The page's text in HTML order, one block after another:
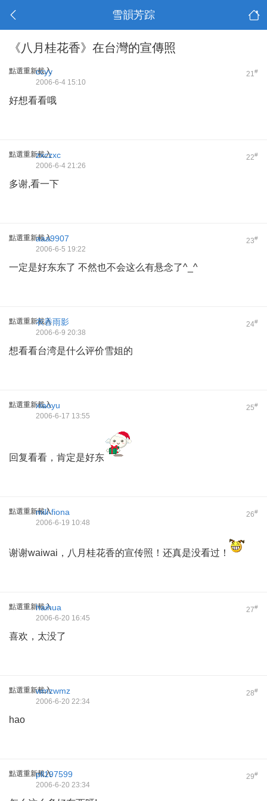
雪韻芳踪
《八月桂花香》在台灣的宣傳照
點選重新載入 21#
ccyy
2006-6-4 15:10
好想看看哦
點選重新載入 22#
zxczxc
2006-6-4 21:26
多谢,看一下
點選重新載入 23#
aaa9907
2006-6-5 19:22
一定是好东东了 不然也不会这么有悬念了^_^
點選重新載入 24#
衣香雨影
2006-6-9 20:38
想看看台湾是什么评价雪姐的
點選重新載入 25#
xiaoyu
2006-6-17 13:55
回复看看，肯定是好东
點選重新載入 26#
mili-fiona
2006-6-19 10:48
谢谢waiwai，八月桂花香的宣传照！还真是没看过！
點選重新載入 27#
haihua
2006-6-20 16:45
喜欢，太没了
點選重新載入 28#
wmzwmz
2006-6-20 22:34
hao
點選重新載入 29#
pll197599
2006-6-20 23:34